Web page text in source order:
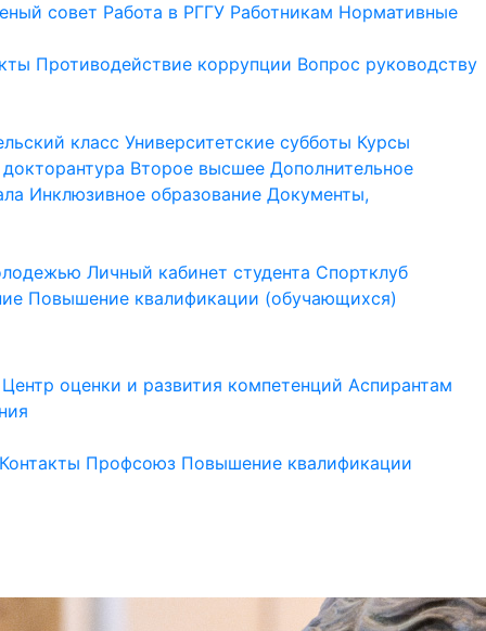
совет Работа в РГГУ Работникам Нормативные
Противодействие коррупции Вопрос руководству
класс Университетские субботы Курсы
Второе высшее Дополнительное
Инклюзивное образование Документы,
Личный кабинет студента Спортклуб
Повышение квалификации (обучающихся)
Центр оценки и развития компетенций Аспирантам
Контакты Профсоюз Повышение квалификации